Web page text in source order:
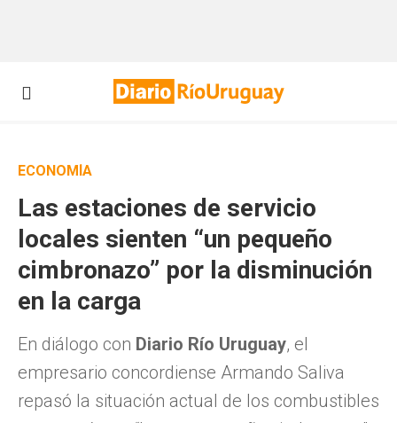
ECONOMÍA
Las estaciones de servicio
locales sienten “un pequeño
cimbronazo” por la disminución
en la carga
En diálogo con Diario Río Uruguay, el
empresario concordiense Armando Saliva
repasó la situación actual de los combustibles